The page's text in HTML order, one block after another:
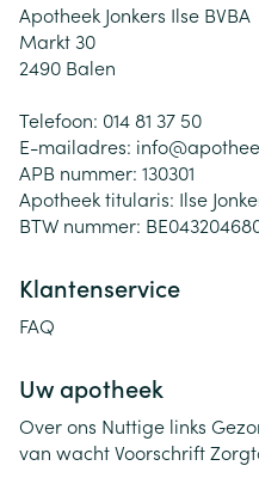
Apotheek Jonkers Ilse BVBA
Markt 30
2490 Balen
Telefoon: 014 81 37 50
E-mailadres: info@
APB nummer: 130301
Apotheek titularis: Ilse
BTW nummer:
Klantenservice
FAQ
Uw apotheek
Over ons Nuttige links
van wachtVoorschrift